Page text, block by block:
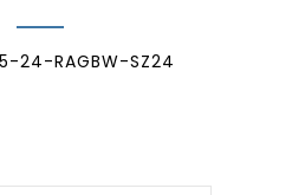
24-RAGBW-SZ24